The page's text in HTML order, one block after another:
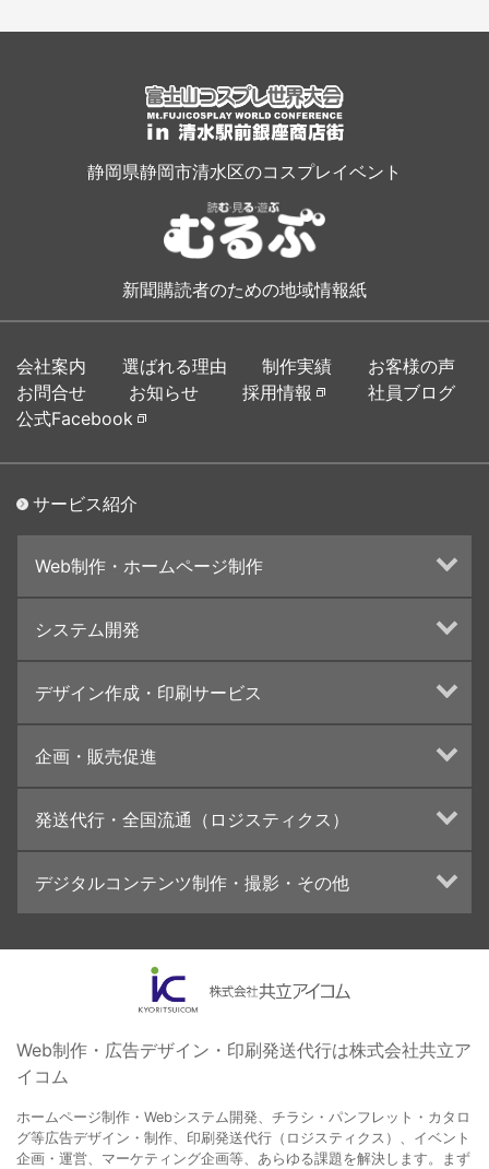
静岡県静岡市清水区のコスプレイベント
新聞購読者のための地域情報紙
会社案内 選ばれる理由 制作実績
お客様の声
お問合せ
お知らせ 採用情報
社員ブログ
公式Facebook
サービス紹介
Web制作・ホームページ制作
ランディングページ制作
インターネット広告代行
UI・UXデザイン設計
システム開発
デザイン作成・印刷サービス
カタログデザインの制作・印刷
学校・会社案内パンフレット制作・印刷
高精細印刷（スブリマ印刷）
社内報
名刺
一般印刷 （オンデマンド・オフセット）
ユニバーサル・コミュニケーション・デザイン
企画・販売促進
ブランディング戦略
コンテンツ制作
採用プロモーション
発送代行・全国流通（ロジスティクス）
デジタルコンテンツ制作・撮影・その他
イラスト・キャラクター制作
ロゴデザイン・CI設計
コピー・ライティング
電子ブック制作
自社メディア
Web制作・広告デザイン・印刷発送代行は株式会社共立ア
イコム
ホームページ制作・Webシステム開発、チラシ・パンフレット・カタロ
グ等広告デザイン・制作、印刷発送代行（ロジスティクス）、イベント
企画・運営、マーケティング企画等、あらゆる課題を解決します。まず